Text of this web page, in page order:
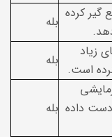
گیر کرده
بله
زیاد
است.
بله
دست داده بله